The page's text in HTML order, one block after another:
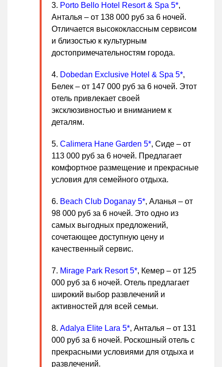
Porto Bello Hotel Resort & Spa 5*,
Анталья – от 138 000 руб за 6 ночей.
Отличается высококлассным сервисом
и близостью к культурным
достопримечательностям города.
Dobedan Exclusive Hotel & Spa 5*,
Белек – от 147 000 руб за 6 ночей. Этот
отель привлекает своей
эксклюзивностью и вниманием к
деталям.
Calimera Hane Garden 5*, Сиде – от
113 000 руб за 6 ночей. Предлагает
комфортное размещение и прекрасные
условия для семейного отдыха.
Beach Club Doganay 5*, Аланья – от
98 000 руб за 6 ночей. Это одно из
самых выгодных предложений,
сочетающее доступную цену и
качественный сервис.
Mirage Park Resort 5*, Кемер – от 125
000 руб за 6 ночей. Отель предлагает
широкий выбор развлечений и
активностей для всей семьи.
Adalya Elite Lara 5*, Анталья – от 131
000 руб за 6 ночей. Роскошный отель с
прекрасными условиями для отдыха и
развлечений.